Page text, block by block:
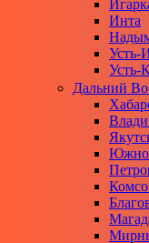
Инта
Усть-
Усть-
Дальний